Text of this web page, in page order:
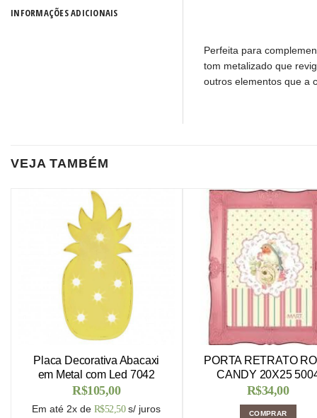
INFORMAÇÕES ADICIONAIS
Perfeita para
tom metalizado que
outros elementos que a
VEJA TAMBÉM
Placa Decorativa Abacaxi
em Metal com Led 7042
R$105,00
Em até 2x de R$52,50 s/ juros
PORTA RETRATO
CANDY 20X25
R$34,00
COMPRAR